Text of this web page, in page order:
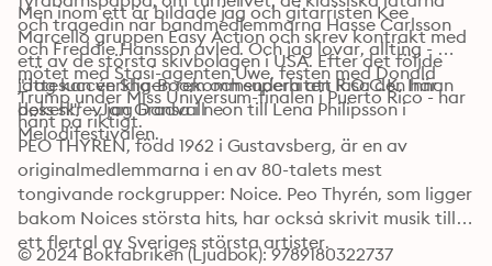
Men inom ett år bildade jag och gitarristen Kee
Marcello gruppen Easy Action och skrev kontrakt med
ett av de största skivbolagen i USA. Efter det följde
jättesuccén Sha-Boom och superhiten R.O.C.K. Innan
dess skrev jag Dansa i neon till Lena Philipsson i
Melodifestivalen.
och tragedin när bandmedlemmarna Hasse Carlsson
och Freddie Hansson avled. Och jag lovar, allting -
mötet med Stasi-agenten Uwe, festen med Donald
Trump under Miss Universum-finalen i Puerto Rico - har
hänt på riktigt.
"Jag kan verkligen rekommendera att läsa den här
boken!" – Jan Gradvall
PEO THYRÈN, född 1962 i Gustavsberg, är en av
originalmedlemmarna i en av 80-talets mest
tongivande rockgrupper: Noice. Peo Thyrén, som ligger
bakom Noices största hits, har också skrivit musik till
ett flertal av Sveriges största artister.
© 2024 Bokfabriken (Ljudbok): 9789180322737